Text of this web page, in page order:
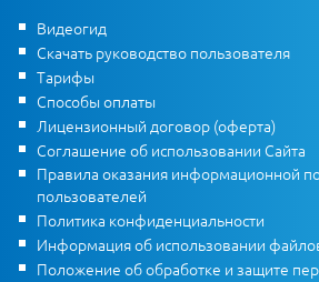
Видеогид
Скачать руководство пользователя
Тарифы
Способы оплаты
Лицензионный договор (оферта)
Соглашение об использовании Сайта
Правила оказания информационной
пользователей
Политика конфиденциальности
Информация об использовании
Положение об обработке и защите